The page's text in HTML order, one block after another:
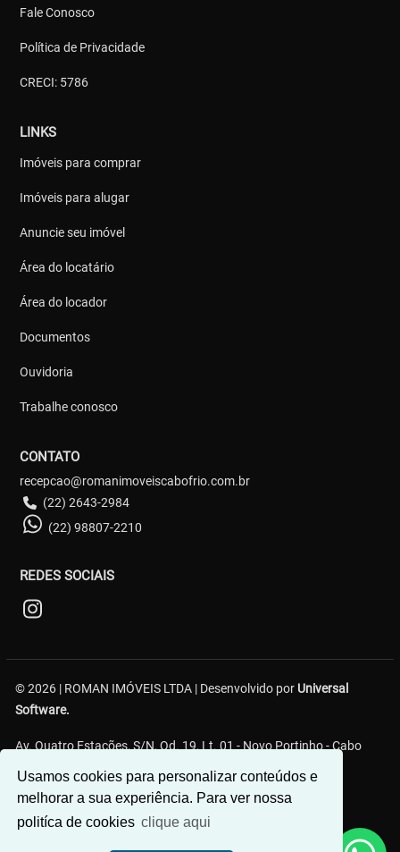
Usamos cookies para personalizar conteúdos e
melhorar a sua experiência. Para ver nossa
politíca de cookies clique aqui
Fale Conosco
Política de Privacidade
CRECI: 5786
LINKS
Imóveis para comprar
Imóveis para alugar
Anuncie seu imóvel
Área do locatário
Área do locador
Documentos
Ouvidoria
Trabalhe conosco
CONTATO
recepcao@romanimoveiscabofrio.com.br
(22) 2643-2984
(22) 98807-2210
REDES SOCIAIS
© 2026 | ROMAN IMÓVEIS LTDA | Desenvolvido por Universal
Software.
Av. Quatro Estações, S/N, Qd. 19, Lt. 01 - Novo Portinho - Cabo